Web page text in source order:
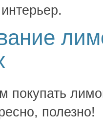
покупать
полезно!